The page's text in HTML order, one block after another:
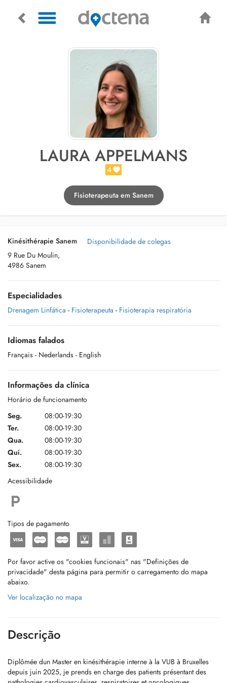
LAURA APPELMANS
4
Fisioterapeuta em Sanem
Kinésithérapie Sanem
9 Rue Du Moulin,
4986 Sanem
Disponibilidade de colegas
Especialidades
Drenagem Linfática - Fisioterapeuta - Fisioterapia respiratória
Idiomas falados
Français - Nederlands - English
Informações da clínica
Horário de funcionamento
Seg.
08:00-19:30
Ter.
08:00-19:30
Qua.
08:00-19:30
Qui.
08:00-19:30
Sex.
08:00-19:30
Acessibilidade
Tipos de pagamento
Por favor active os "cookies funcionais" nas "Definições de
privacidade" desta página para permitir o carregamento do mapa
abaixo.
Ver localização no mapa
Descrição
Diplômée dun Master en kinésithérapie interne à la VUB à Bruxelles
depuis juin 2025, je prends en charge des patients présentant des